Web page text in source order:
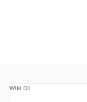
Wiki Dll